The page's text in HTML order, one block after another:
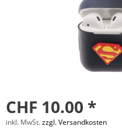
CHF 10.00 *
inkl. MwSt.zzgl. Versandkosten